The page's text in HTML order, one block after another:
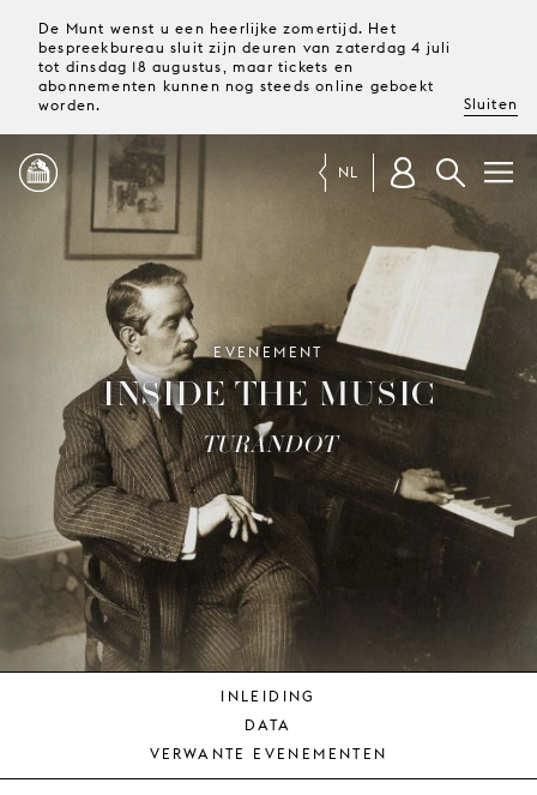
De Munt wenst u een heerlijke zomertijd. Het
bespreekbureau sluit zijn deuren van zaterdag 4 juli
tot dinsdag 18 augustus, maar tickets en
abonnementen kunnen nog steeds online geboekt
worden.
Sluiten
PROGRAMMA
MAGAZINE
TICKETS &
ABONNEMENTEN
UW
BEZOEK
PUBLIEK
MUNT
NL
EVENEMENT
INSIDE THE MUSIC
TURANDOT
INLEIDING
DATA
VERWANTE EVENEMENTEN